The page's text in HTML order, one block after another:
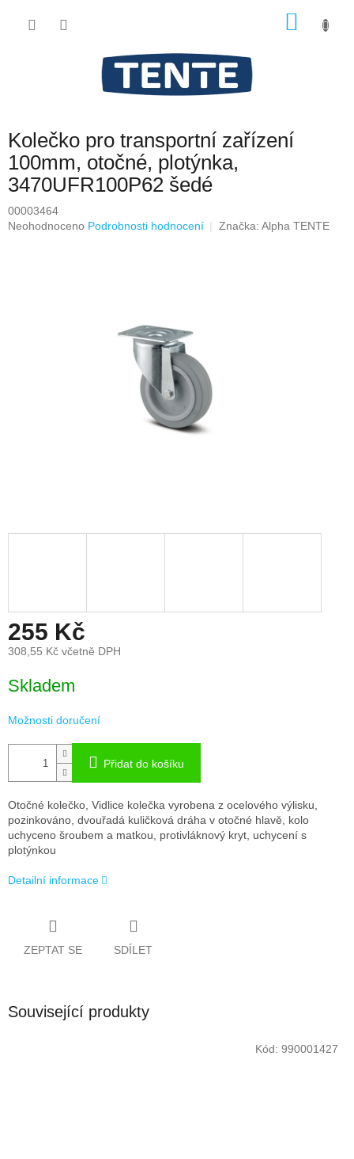
Kolečko pro transportní zařízení
100mm, otočné, plotýnka,
3470UFR100P62 šedé
00003464
Průměrné
Neohodnoceno Podrobnosti hodnocení Značka: Alpha TENTE
255 Kč
308,55 Kč včetně DPH
cena:
Skladem
Možnosti doručení
Přidat do košíku
Otočné kolečko, Vidlice kolečka vyrobena z ocelového výlisku,
pozinkováno, dvouřadá kuličková dráha v otočné hlavě, kolo
uchyceno šroubem a matkou, protivláknový kryt, uchycení s
plotýnkou
Detailní informace
ZEPTAT SE SDÍLET
Související produkty
Kód: 990001427